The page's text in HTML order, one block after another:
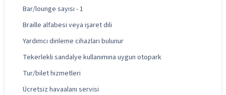
Bar/lounge sayısı - 1
Braille alfabesi veya işaret dili
Yardımcı dinleme cihazları bulunur
Tekerlekli sandalye kullanımına uygun otopark
Tur/bilet hizmetleri
Ücretsiz havaalanı servisi